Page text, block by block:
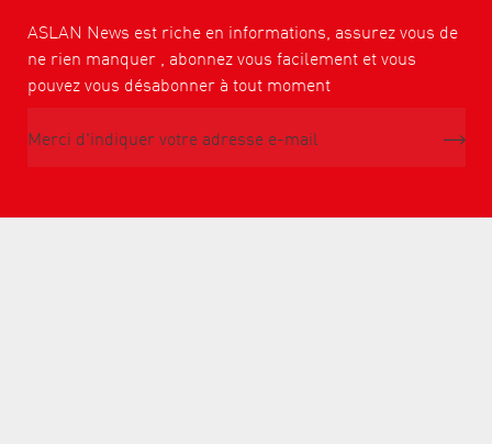
ASLAN News est riche en informations, assurez vous de
ne rien manquer , abonnez vous facilement et vous
pouvez vous désabonner à tout moment